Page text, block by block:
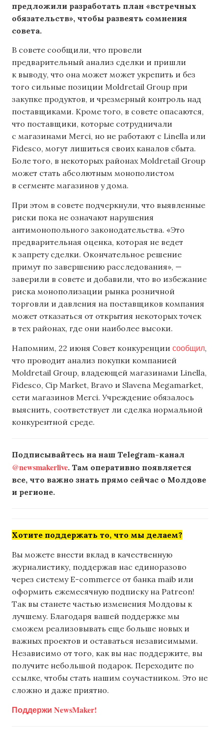
предложили разработать план «встречных
обязательств», чтобы развеять сомнения
совета.
В совете сообщили, что провели
предварительный анализ сделки и пришли
к выводу, что она может может укрепить и без
того сильные позиции Moldretail Group при
закупке продуктов, и чрезмерный контроль над
поставщиками. Кроме того, в совете опасаются,
что поставщики, которые сотрудничали
с магазинами Merci, но не работают с Linella или
Fidesco, могут лишиться своих каналов сбыта.
Боле того, в некоторых районах Moldretail Group
может стать абсолютным монополистом
в сегменте магазинов у дома.
При этом в совете подчеркнули, что выявленные
риски пока не означают нарушения
антимонопольного законодательства. «Это
предварительная оценка, которая не ведет
к запрету сделки. Окончательное решение
примут по завершению расследования», —
заверили в совете и добавили, что во избежание
риска монополизации рынка розничной
торговли и давления на поставщиков компания
может отказаться от открытия некоторых точек
в тех районах, где они наиболее высоки.
Напомним, 22 июня Совет конкуренции сообщил,
что проводит анализ покупки компанией
Moldretail Group, владеющей магазинами Linella,
Fidesco, Cip Market, Bravo и Slavena Megamarket,
сети магазинов Merci. Учреждение обязалось
выяснить, соответствует ли сделка нормальной
конкурентной среде.
Подписывайтесь на наш Telegram-канал
@newsmakerlive. Там оперативно появляется
все, что важно знать прямо сейчас о Молдове
и регионе.
Хотите поддержать то, что мы делаем?
Вы можете внести вклад в качественную
журналистику, поддержав нас единоразово
через систему E-commerce от банка maib или
оформить ежемесячную подписку на Patreon!
Так вы станете частью изменения Молдовы к
лучшему. Благодаря вашей поддержке мы
сможем реализовывать еще больше новых и
важных проектов и оставаться независимыми.
Независимо от того, как вы нас поддержите, вы
получите небольшой подарок. Переходите по
ссылке, чтобы стать нашим соучастником. Это не
сложно и даже приятно.
Поддержи NewsMaker!